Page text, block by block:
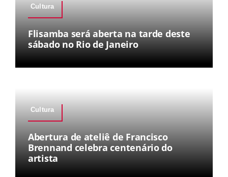
Cultura
Flisamba será aberta na tarde deste
sábado no Rio de Janeiro
Cultura
Abertura de ateliê de Francisco
Brennand celebra centenário do
artista